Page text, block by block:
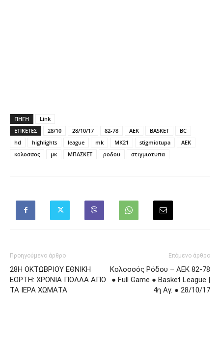
ΠΗΓΗ
Link
ΕΤΙΚΕΤΕΣ
28/10 28/10/17 82-78 AEK BASKET
BC
hd
highlights league mk MK21 stigmiotupa
ΑΕΚ
κολοσσος
μκ ΜΠΑΣΚΕΤ ροδου στιγμιοτυπα
Προηγούμενο άρθρο
28Η ΟΚΤΩΒΡΙΟΥ ΕΘΝΙΚΗ
ΕΟΡΤΗ: ΧΡΟΝΙΑ ΠΟΛΛΑ ΑΠΟ
ΤΑ ΙΕΡΑ ΧΩΜΑΤΑ
Επόμενο άρθρο
Κολοσσός Ρόδου – ΑΕΚ 82-78
● Full Game ● Basket League |
4η Αγ. ● 28/10/17